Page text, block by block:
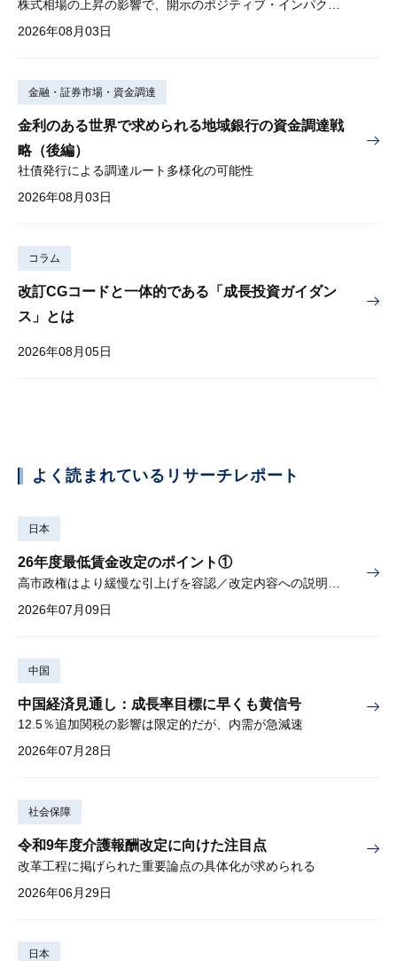
2026年08月03日
金融・証券市場・資金調達
金利のある世界で求められる地域銀行の資金調達戦
略（後編）
社債発行による調達ルート多様化の可能性
2026年08月03日
コラム
改訂CGコードと一体的である「成長投資ガイダン
ス」とは
2026年08月05日
よく読まれているリサーチレポート
日本
26年度最低賃金改定のポイント①
2026年07月09日
中国
中国経済見通し：成長率目標に早くも黄信号
12.5％追加関税の影響は限定的だが、内需が急減速
2026年07月28日
社会保障
令和9年度介護報酬改定に向けた注目点
改革工程に掲げられた重要論点の具体化が求められる
2026年06月29日
日本